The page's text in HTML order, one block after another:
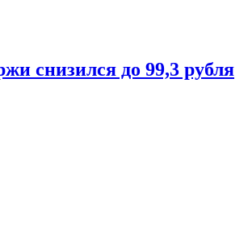
снизился до 99,3 рубля